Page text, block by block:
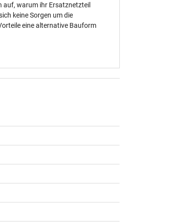
auf, warum ihr Ersatznetzteil
keine Sorgen um die
eine alternative Bauform